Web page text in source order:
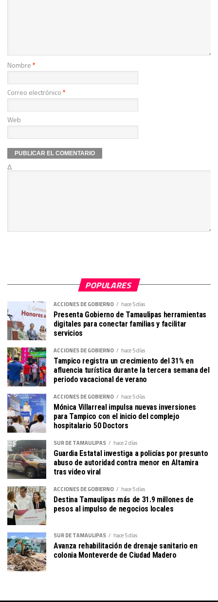
Nombre*
Correo electrónico*
Web
Δ
POPULARES
ACCIONES DE GOBIERNO hace 5 días
Presenta Gobierno de Tamaulipas herramientas
digitales para conectar familias y facilitar
servicios
ACCIONES DE GOBIERNO hace 5 días
Tampico registra un crecimiento del 31% en
afluencia turística durante la tercera semana del
periodo vacacional de verano
ACCIONES DE GOBIERNO hace 5 días
Mónica Villarreal impulsa nuevas inversiones
para Tampico con el inicio del complejo
hospitalario 50 Doctors
SUR DE TAMAULIPAS hace 2 días
Guardia Estatal investiga a policías por presunto
abuso de autoridad contra menor en Altamira
tras video viral
ACCIONES DE GOBIERNO hace 5 días
Destina Tamaulipas más de 31.9 millones de
pesos al impulso de negocios locales
SUR DE TAMAULIPAS hace 5 días
Avanza rehabilitación de drenaje sanitario en
colonia Monteverde de Ciudad Madero